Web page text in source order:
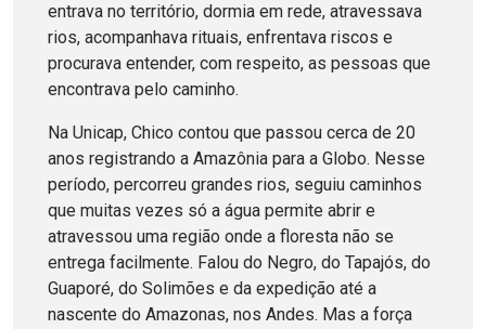
entrava no território, dormia em rede, atravessava
rios, acompanhava rituais, enfrentava riscos e
procurava entender, com respeito, as pessoas que
encontrava pelo caminho.
Na Unicap, Chico contou que passou cerca de 20
anos registrando a Amazônia para a Globo. Nesse
período, percorreu grandes rios, seguiu caminhos
que muitas vezes só a água permite abrir e
atravessou uma região onde a floresta não se
entrega facilmente. Falou do Negro, do Tapajós, do
Guaporé, do Solimões e da expedição até a
nascente do Amazonas, nos Andes. Mas a força